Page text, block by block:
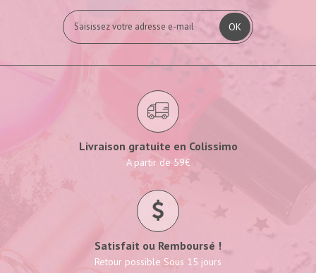
OK
Livraison gratuite en Colissimo
A partir de 59€
Satisfait ou Remboursé !
Retour possible Sous 15 jours